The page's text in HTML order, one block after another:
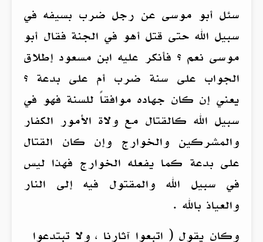
سئل أبو موسى عن رجل ضرب بسيفه في
سبيل الله حتى قتل أهو في الجنة فقال أبو
موسى نعم ؟ فأنكر عليه ابن مسعود إطلاق
الجواب على سنة ضرب أم على بدعة ؟
يعني إن كان جهاده موافقاً للسنة فهو في
سبيل الله كالقتال مع ولاة الأمور الكفار
والمشركين والخوارج وإن كان القتال
على بدعة كما يفعله الخوارج فهذا ليس
في سبيل الله والمقتول فيه إلى النار
والعياذ بالله .
وكان يقول ( اتبعوا آثارنا ، ولا تبتدعوا